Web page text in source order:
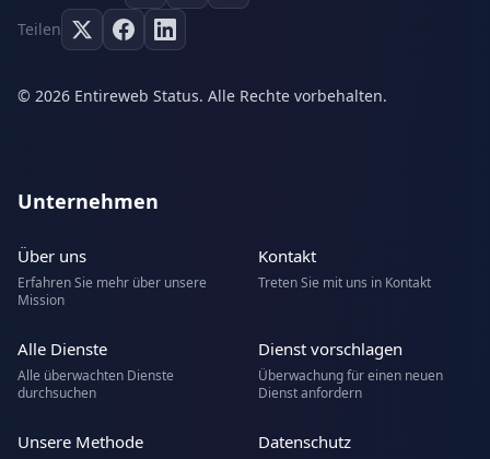
Teilen
© 2026 Entireweb Status. Alle Rechte vorbehalten.
Unternehmen
Über uns
Erfahren Sie mehr über unsere
Mission
Kontakt
Treten Sie mit uns in Kontakt
Alle Dienste
Alle überwachten Dienste
durchsuchen
Dienst vorschlagen
Überwachung für einen neuen
Dienst anfordern
Unsere Methode Datenschutz